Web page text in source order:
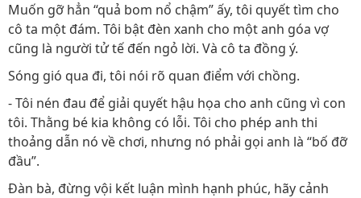
Muốn gỡ hẳn “quả bom nổ chậm” ấy, tôi quyết tìm cho
cô ta một đám. Tôi bật đèn xanh cho một anh góa vợ
cũng là người tử tế đến ngỏ lời. Và cô ta đồng ý.
Sóng gió qua đi, tôi nói rõ quan điểm với chồng.
- Tôi nén đau để giải quyết hậu họa cho anh cũng vì con
tôi. Thằng bé kia không có lỗi. Tôi cho phép anh thi
thoảng dẫn nó về chơi, nhưng nó phải gọi anh là “bố đỡ
đầu”.
Đàn bà, đừng vội kết luận mình hạnh phúc, hãy cảnh